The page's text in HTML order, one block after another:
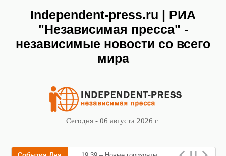
Independent-press.ru | РИА
"Независимая пресса" -
независимые новости со всего
мира
Сегодня - 06 августа 2026 г